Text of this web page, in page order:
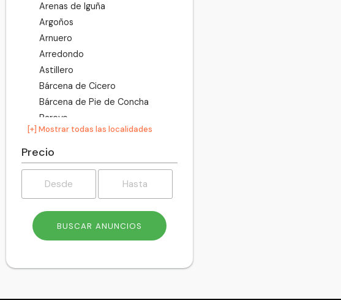
Arenas de Iguña
Argoños
Arnuero
Arredondo
Astillero
Bárcena de Cicero
Bárcena de Pie de Concha
Bareyo
Cabezón de la Sal
Cabezón de Liébana
Cabuérniga
Camaleño
Camargo
Campoo de Enmedio
Campoo de Yuso
[+] Mostrar todas las localidades
Precio